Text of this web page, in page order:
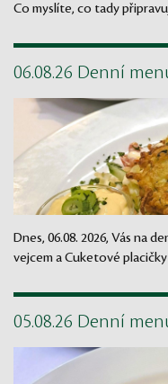
Co myslíte, co tady
06.08.26 Denní
Dnes, 06.08. 2026, Vás na
vejcem a Cuketové
05.08.26 Denní